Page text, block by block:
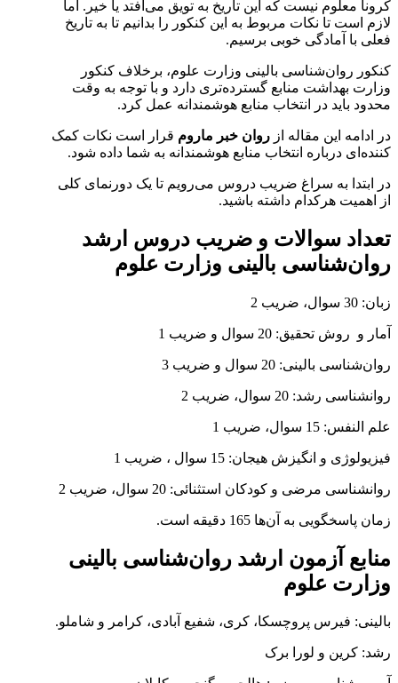
کرونا معلوم نیست که این تاریخ به تویق می‌افتد یا خیر. اما
لازم است تا نکات مربوط به این کنکور را بدانیم تا به تاریخ
فعلی با آمادگی خوبی برسیم.
کنکور روان‌شناسی بالینی وزارت علوم، برخلاف کنکور
وزارت بهداشت منابع گسترده‌تری دارد و با توجه به وقت
محدود باید در انتخاب منابع هوشمندانه عمل کرد.
در ادامه این مقاله از روان خبر ماروم قرار است نکات کمک
کننده‌ای درباره انتخاب منابع هوشمندانه به شما داده شود.
در ابتدا به سراغ ضریب دروس می‌رویم تا یک دورنمای کلی
از اهمیت هرکدام داشته باشید.
تعداد سوالات و ضریب دروس ارشد
روان‌شناسی بالینی وزارت علوم
زبان: 30 سوال، ضریب 2
آمار و روش تحقیق: 20 سوال و ضریب 1
روان‌شناسی بالینی: 20 سوال و ضریب 3
روانشناسی رشد: 20 سوال، ضریب 2
علم النفس: 15 سوال، ضریب 1
فیزیولوژی و انگیزش هیجان: 15 سوال ، ضریب 1
روانشناسی مرضی و کودکان استثنائی: 20 سوال، ضریب 2
زمان پاسخگویی به آن‌ها 165 دقیقه است.
منابع آزمون ارشد روان‌شناسی بالینی
وزارت علوم
بالینی: فیرس پروچسکا، کری، شفیع آبادی، کرامر و شاملو.
رشد: کرین و لورا برک